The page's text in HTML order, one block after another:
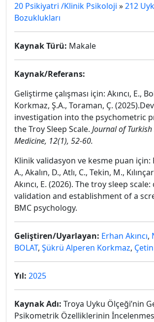
20 Psikiyatri /Klinik Psikoloji »212
Bozuklukları
Kaynak Türü: Makale
Kaynak/Referans:
Geliştirme çalışması için: Akıncı, E.,
Korkmaz, Ş.A., Toraman, Ç.
investigation into the psychometric
the Troy Sleep Scale. Journal of Turkish
Medicine, 12(1), 52-60.
Klinik validasyon ve kesme puan için:
A., Akalın, D., Atlı, C., Tekin, M.,
Akıncı, E. (2026). The troy sleep
validation and establishment of a
BMC psychology.
Geliştiren/Uyarlayan: Erhan Akıncı,
BOLAT, Şükrü Alperen Korkmaz,
Yıl: 2025
Kaynak Adı: Troya Uyku Ölçeği’nin
Psikometrik Özelliklerinin